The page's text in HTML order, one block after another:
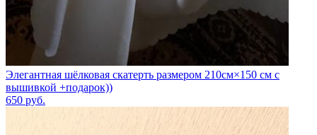
Элегантная шёлковая скатерть размером 210см×150 см с
вышивкой +подарок))
650 руб.